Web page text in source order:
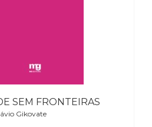
SEM FRONTEIRAS
Gikovate